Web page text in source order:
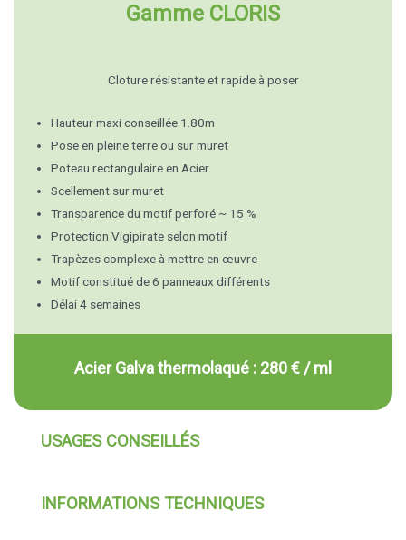
Gamme CLORIS
Cloture résistante et rapide à poser
Hauteur maxi conseillée 1.80m
Pose en pleine terre ou sur muret
Poteau rectangulaire en Acier
Scellement sur muret
Transparence du motif perforé ~ 15 %
Protection Vigipirate selon motif
Trapèzes complexe à mettre en œuvre
Motif constitué de 6 panneaux différents
Délai 4 semaines
Acier Galva thermolaqué : 280 € / ml
USAGES CONSEILLÉS
INFORMATIONS TECHNIQUES